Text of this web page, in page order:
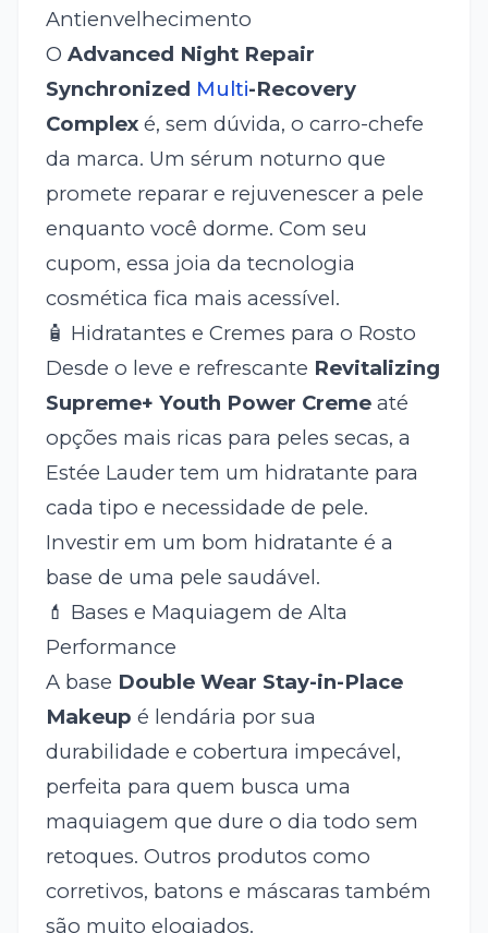
Antienvelhecimento
O Advanced Night Repair
Synchronized Multi-Recovery
Complexé, sem dúvida, o carro-chefe
da marca. Um sérum noturno que
promete reparar e rejuvenescer a pele
enquanto você dorme. Com seu
cupom, essa joia da tecnologia
cosmética fica mais acessível.
🧴 Hidratantes e Cremes para o Rosto
Desde o leve e refrescante Revitalizing
Supreme+ Youth Power Cremeaté
opções mais ricas para peles secas, a
Estée Lauder tem um hidratante para
cada tipo e necessidade de pele.
Investir em um bom hidratante é a
base de uma pele saudável.
💄 Bases e Maquiagem de Alta
Performance
A base Double Wear Stay-in-Place
Makeup é lendária por sua
durabilidade e cobertura impecável,
perfeita para quem busca uma
maquiagem que dure o dia todo sem
retoques. Outros produtos como
corretivos, batons e máscaras também
são muito elogiados.